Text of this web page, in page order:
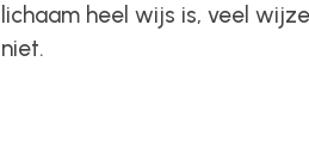
lichaam heel wijs is, veel
niet.